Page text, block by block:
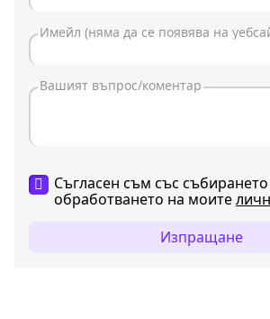
Съгласен съм със
обработването на моите
Изпращане